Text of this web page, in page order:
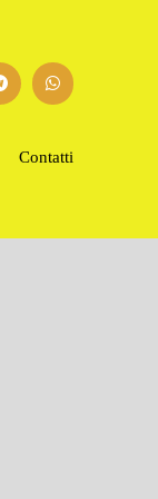
Contatti